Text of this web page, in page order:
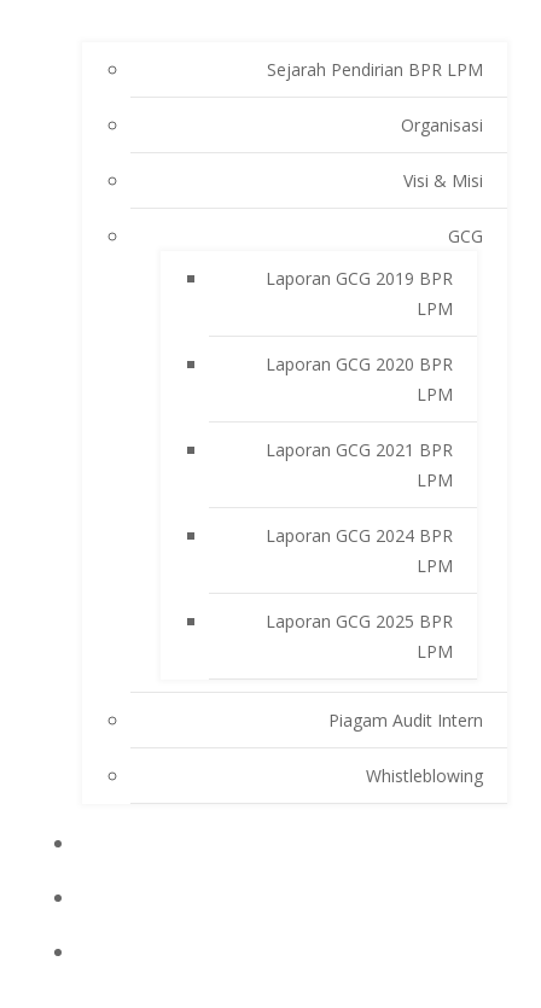
Sejarah Pendirian BPR LPM
Organisasi
Visi & Misi
GCG
Laporan GCG 2019 BPR
LPM
Laporan GCG 2020 BPR
LPM
Laporan GCG 2021 BPR
LPM
Laporan GCG 2024 BPR
LPM
Laporan GCG 2025 BPR
LPM
Piagam Audit Intern
Whistleblowing